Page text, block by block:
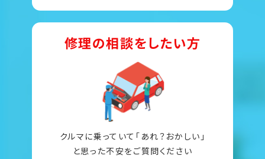
修理の相談をしたい方
クルマに乗っていて「あれ？おかしい」
と思った不安をご質問ください